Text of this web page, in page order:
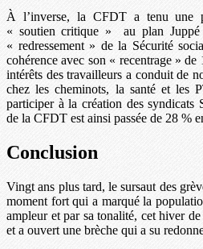
À l’inverse, la CFDT a tenu une
« soutien critique » au plan Juppé
« redressement » de la Sécurité
cohérence avec son « recentrage »
intérêts des travailleurs a conduit de
chez les cheminots, la santé et les
participer à la création des
de la CFDT est ainsi passée de 28 %
Conclusion
Vingt ans plus tard, le sursaut des
moment fort qui a marqué la
ampleur et par sa tonalité, cet hiver
et a ouvert une brèche qui a su